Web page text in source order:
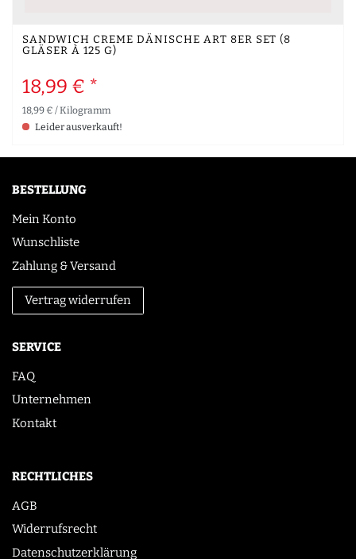
SANDWICH CREME DÄNISCHE ART 8ER SET (8
GLÄSER À 125 G)
18,99 € *
18,99 € / Kilogramm
Leider ausverkauft!
BESTELLUNG
Mein Konto
Wunschliste
Zahlung & Versand
Vertrag widerrufen
SERVICE
FAQ
Unternehmen
Kontakt
RECHTLICHES
AGB
Widerrufsrecht
Datenschutzerklärung